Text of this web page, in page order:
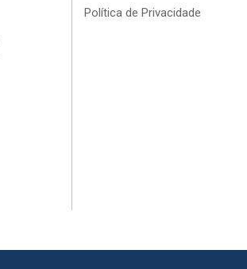
Política de Privacidade